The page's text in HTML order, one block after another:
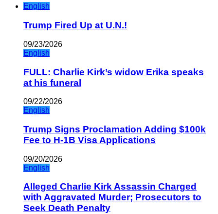
English
Trump Fired Up at U.N.!
09/23/2026
English
FULL: Charlie Kirk’s widow Erika speaks
at his funeral
09/22/2026
English
Trump Signs Proclamation Adding $100k
Fee to H-1B Visa Applications
09/20/2026
English
Alleged Charlie Kirk Assassin Charged
with Aggravated Murder; Prosecutors to
Seek Death Penalty